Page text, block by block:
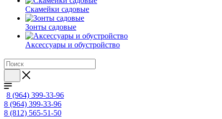
Скамейки садовые
Зонты садовые
Аксессуары и обустройство
8 (964) 399-33-96
8 (964) 399-33-96
8 (812) 565-51-50